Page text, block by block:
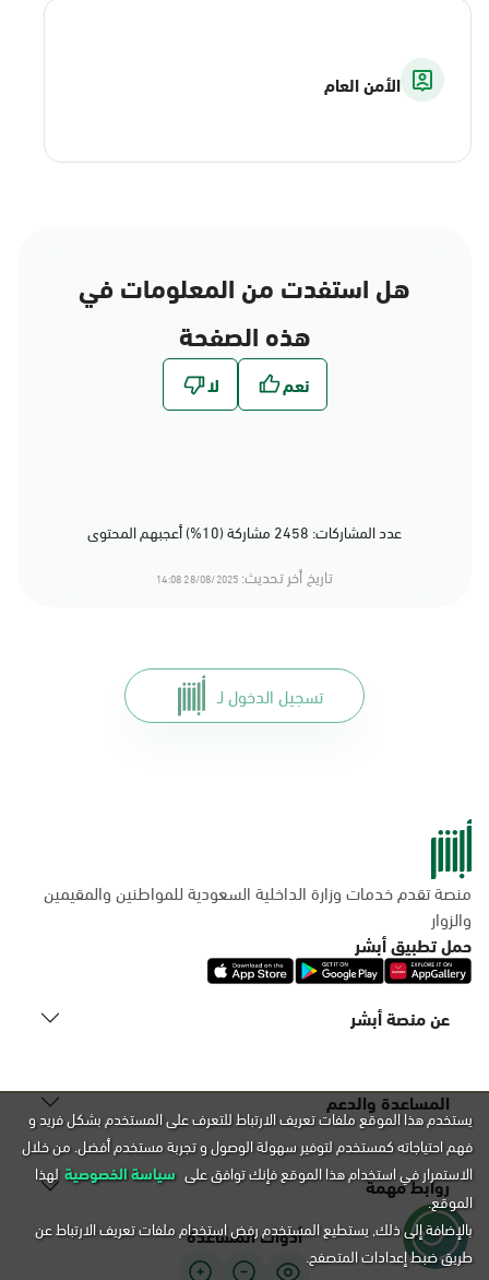
الأمن العام
هل استفدت من المعلومات في
هذه الصفحة
عدد المشاركات: 2458 مشاركة (10%) أعجبهم المحتوى
تاريخ أخر تحديث: 28/08/2025 14:08
تسجيل الدخول لـ
منصة تقدم خدمات وزارة الداخلية السعودية للمواطنين والمقيمين
والزوار
حمل تطبيق أبشر
عن منصة أبشر
المساعدة والدعم
روابط مهمة
أدوات المساعدة
يستخدم هذا الموقع ملفات تعريف الارتباط للتعرف على المستخدم بشكل فريد و
فهم احتياجاته كمستخدم لتوفير سهولة الوصول و تجربة مستخدم أفضل. من خلال
الاستمرار في استخدام هذا الموقع فإنك توافق على سياسة الخصوصية لهذا
الموقع.
بالإضافة إلى ذلك, يستطيع المستخدم رفض استخدام ملفات تعريف الارتباط عن
طريق ضبط إعدادات المتصفح.